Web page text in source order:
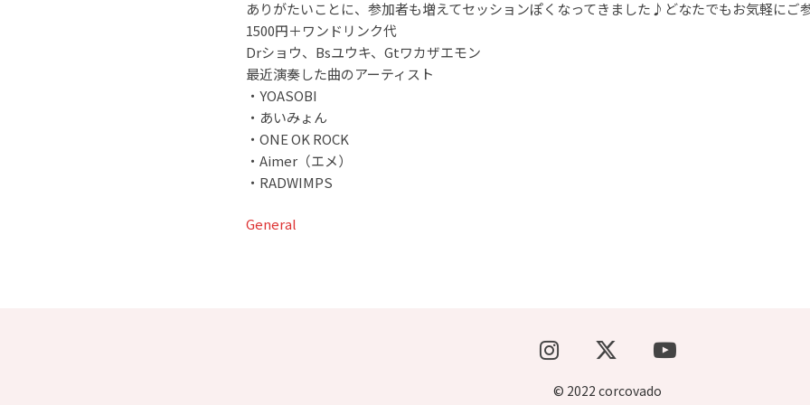
ありがたいことに、参加者も増えてセッションぽくなってきました♪どなたでもお気軽にご
1500円＋ワンドリンク代
Drショウ、Bsユウキ、Gtワカザエモン
最近演奏した曲のアーティスト
・YOASOBI
・あいみょん
・ONE OK ROCK
・Aimer（エメ）
・RADWIMPS
General
© 2022 corcovado